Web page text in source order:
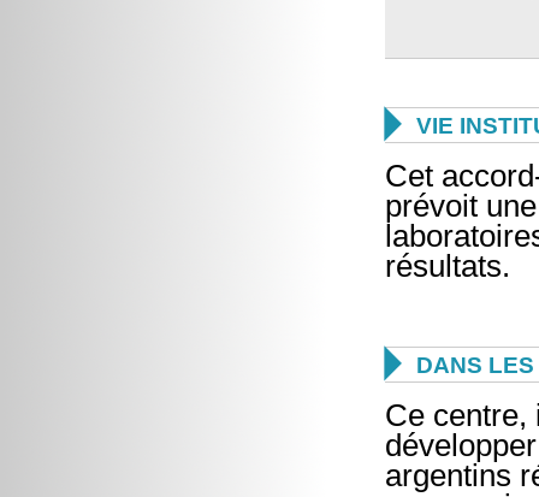
 VIE
Cet
prévoit
résultats.
 DANS
Ce centre,
argentins